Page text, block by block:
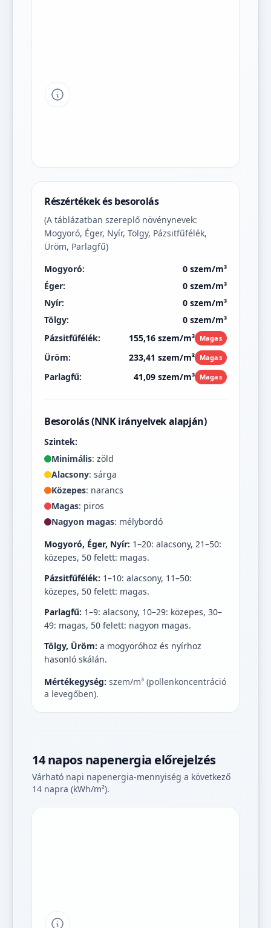
Tipp a grafikon jelmagyarázatához
Részértékek és besorolás
(A táblázatban szereplő növénynevek:
Mogyoró, Éger, Nyír, Tölgy, Pázsitfűfélék,
Üröm, Parlagfű)
Mogyoró:
0 szem/m³
Éger:
0 szem/m³
Nyír:
0 szem/m³
Tölgy:
0 szem/m³
Pázsitfűfélék:
155,16 szem/m³ Magas
Üröm: 233,41 szem/m³ Magas
Parlagfű: 41,09 szem/m³ Magas
Besorolás (NNK irányelvek alapján)
Szintek:
Minimális: zöld
Alacsony: sárga
Közepes: narancs
Magas: piros
Nagyon magas: mélybordó
Mogyoró, Éger, Nyír: 1–20: alacsony, 21–50:
közepes, 50 felett: magas.
Pázsitfűfélék: 1–10: alacsony, 11–50:
közepes, 50 felett: magas.
Parlagfű: 1–9: alacsony, 10–29: közepes, 30–
49: magas, 50 felett: nagyon magas.
Tölgy, Üröm: a mogyoróhoz és nyírhoz
hasonló skálán.
Mértékegység: szem/m³ (pollenkoncentráció
a levegőben).
14 napos napenergia előrejelzés
Várható napi napenergia-mennyiség a következő
14 napra (kWh/m²).